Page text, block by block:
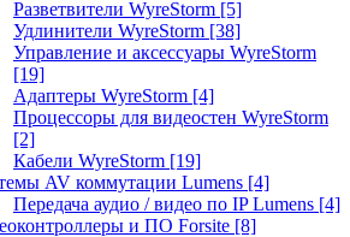
Разветвители WyreStorm [5]
Удлинители WyreStorm [38]
Управление и аксессуары WyreStorm
[19]
Адаптеры WyreStorm [4]
Процессоры для видеостен WyreStorm
[2]
Кабели WyreStorm [19]
AV коммутации Lumens [4]
Передача аудио / видео по IP Lumens [4]
и ПО Forsite [8]